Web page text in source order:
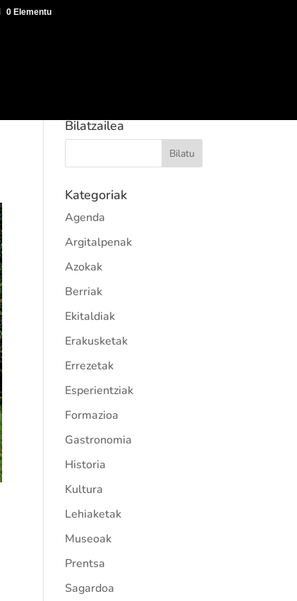
Bilatzailea
Kategoriak
Agenda
Argitalpenak
Azokak
Berriak
Ekitaldiak
Erakusketak
Errezetak
Esperientziak
Formazioa
Gastronomia
Historia
Kultura
Lehiaketak
Museoak
Prentsa
Sagardoa